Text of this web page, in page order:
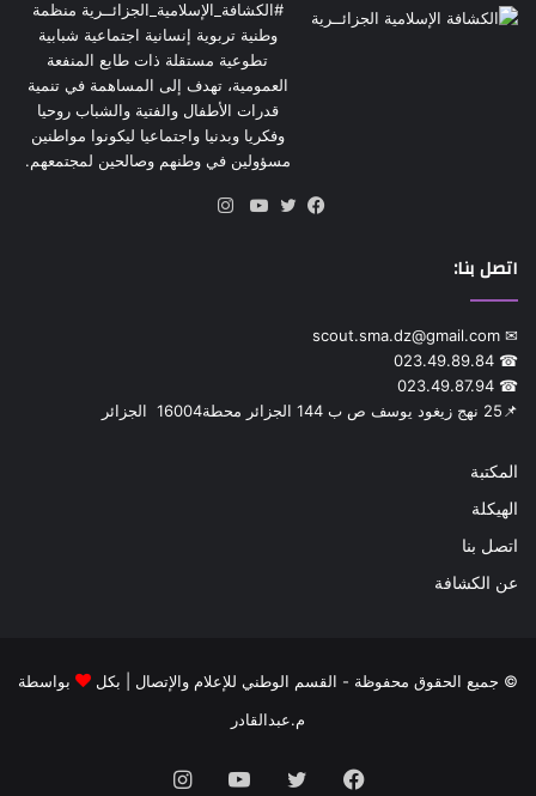
#الكشافة_الإسلامية_الجزائــرية منظمة
وطنية تربوية إنسانية اجتماعية شبابية
تطوعية مستقلة ذات طابع المنفعة
العمومية، تهدف إلى المساهمة في تنمية
قدرات الأطفال والفتية والشباب روحيا
وفكريا وبدنيا واجتماعيا ليكونوا مواطنين
مسؤولين في وطنهم وصالحين لمجتمعهم.
اتصل بنا:
✉ scout.sma.dz@gmail.com
☎ 023.49.89.84
☎ 023.49.87.94
📌‎25 نهج زيغود يوسف ص ب 144 الجزائر محطة‎ 16004 الجزائر
المكتبة
الهيكلة
اتصل بنا
عن الكشافة
© جميع الحقوق محفوظة - القسم الوطني للإعلام والإتصال | بكل
بواسطة
م.عبدالقادر
فيسبوك تويتر يوتيوب